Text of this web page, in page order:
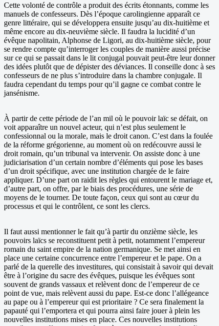
Cette volonté de contrôle a produit des écrits étonnants, comme les
manuels de confesseurs. Dès l’époque carolingienne apparaît ce
genre littéraire, qui se développera ensuite jusqu’au dix-huitième et
même encore au dix-neuvième siècle. Il faudra la lucidité d’un
évêque napolitain, Alphonse de Ligori, au dix-huitième siècle, pour
se rendre compte qu’interroger les couples de manière aussi précise
sur ce qui se passait dans le lit conjugal pouvait peut-être leur donner
des idées plutôt que de dépister des déviances. Il conseille donc à ses
confesseurs de ne plus s’introduire dans la chambre conjugale. Il
faudra cependant du temps pour qu’il gagne ce combat contre le
jansénisme.
À partir de cette période de l’an mil où le pouvoir laïc se défait, on
voit apparaître un nouvel acteur, qui n’est plus seulement le
confessionnal ou la morale, mais le droit canon. C’est dans la foulée
de la réforme grégorienne, au moment où on redécouvre aussi le
droit romain, qu’un tribunal va intervenir. On assiste donc à une
judiciarisation d’un certain nombre d’éléments qui pose les bases
d’un droit spécifique, avec une institution chargée de le faire
appliquer. D’une part on raidit les règles qui entourent le mariage et,
d’autre part, on offre, par le biais des procédures, une série de
moyens de le tourner. De toute façon, ceux qui sont au cœur du
processus et qui le contrôlent, ce sont les clercs.
Il faut aussi mentionner le fait qu’à partir du onzième siècle, les
pouvoirs laïcs se reconstituent petit à petit, notamment l’empereur
romain du saint empire de la nation germanique. Se met ainsi en
place une certaine concurrence entre l’empereur et le pape. On a
parlé de la querelle des investitures, qui consistait à savoir qui devait
être à l’origine du sacre des évêques, puisque les évêques sont
souvent de grands vassaux et relèvent donc de l’empereur de ce
point de vue, mais relèvent aussi du pape. Est-ce donc l’allégeance
au pape ou à l’empereur qui est prioritaire ? Ce sera finalement la
papauté qui l’emportera et qui pourra ainsi faire jouer à plein les
nouvelles institutions mises en place. Ces nouvelles institutions